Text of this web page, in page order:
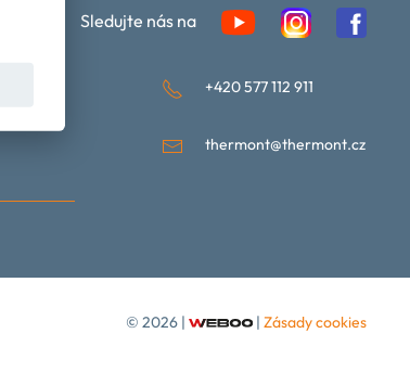
Sledujte nás na
+420 577 112 911
thermont@thermont.cz
©2026 | | Zásady cookies